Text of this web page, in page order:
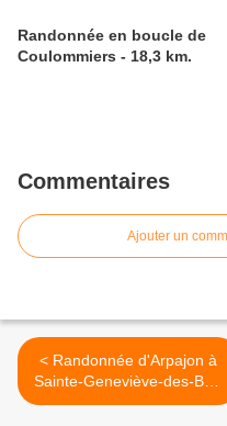
Randonnée en boucle de
Coulommiers - 18,3 km.
Commentaires
Ajouter un
< Randonnée d'Arpajon à
Sainte-Geneviève-des-Bois
- 15 km.